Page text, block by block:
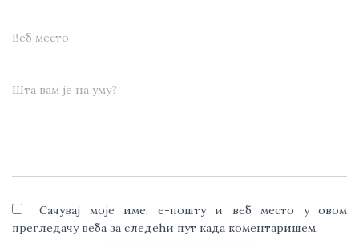
Веб место
Шта вам је на уму?
Сачувај моје име, е-пошту и веб место у овом
прегледачу веба за следећи пут када коментаришем.